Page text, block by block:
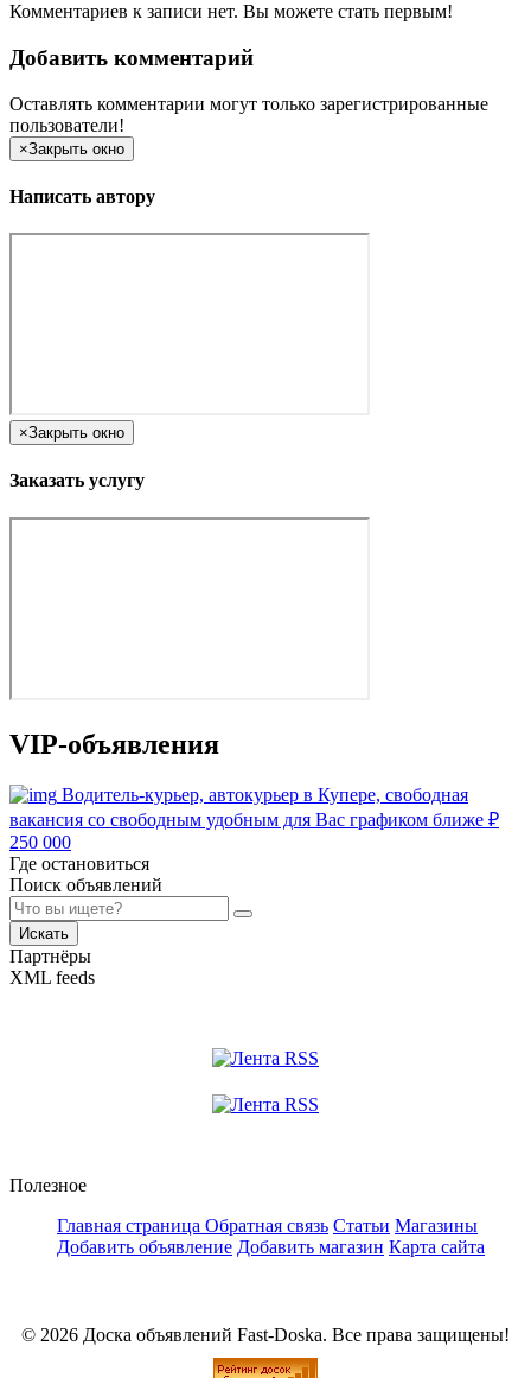
Комментариев к записи нет. Вы можете стать первым!
Добавить комментарий
Оставлять комментарии могут только зарегистрированные
пользователи!
×Закрыть окно
Написать автору
×Закрыть окно
Заказать услугу
VIP-объявления
Водитель-курьер, автокурьер в Купере, свободная
вакансия со свободным удобным для Вас графиком ближе ₽
250 000
Где остановиться
Поиск объявлений
Искать
Партнёры
XML feeds
Полезное
Главная страница Обратная связь Статьи Магазины
Добавить объявление Добавить магазин Карта сайта
© 2026 Доска объявлений Fast-Doska. Все права защищены!